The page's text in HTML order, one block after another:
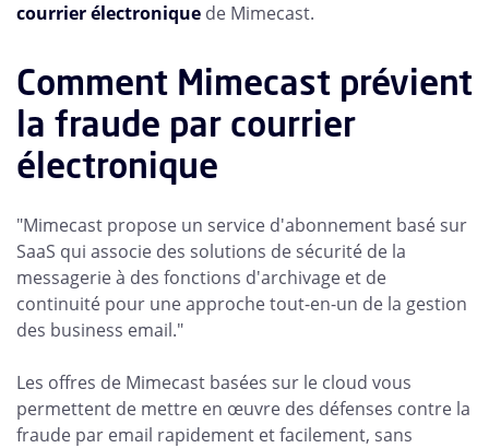
courrier électronique de Mimecast.
Comment Mimecast prévient
la fraude par courrier
électronique
"Mimecast propose un service d'abonnement basé sur
SaaS qui associe des solutions de sécurité de la
messagerie à des fonctions d'archivage et de
continuité pour une approche tout-en-un de la gestion
des business email."
Les offres de Mimecast basées sur le cloud vous
permettent de mettre en œuvre des défenses contre la
fraude par email rapidement et facilement, sans